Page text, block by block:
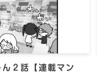
２話【連載マン